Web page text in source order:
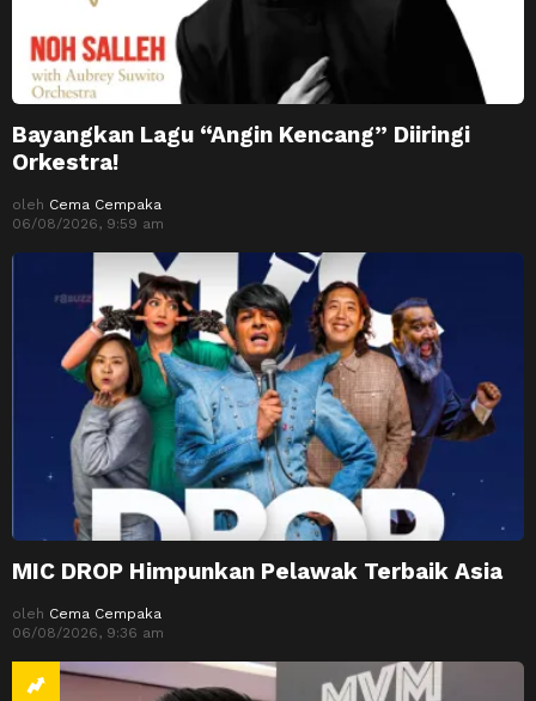
Bayangkan Lagu “Angin Kencang” Diiringi
Orkestra!
oleh Cema Cempaka
06/08/2026, 9:59 am
MIC DROP Himpunkan Pelawak Terbaik Asia
oleh Cema Cempaka
06/08/2026, 9:36 am